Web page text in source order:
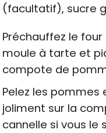
(facultatif), sucre
Préchauffez le
moule à tarte et
compote de
Pelez les pommes
joliment sur la
cannelle si vous le